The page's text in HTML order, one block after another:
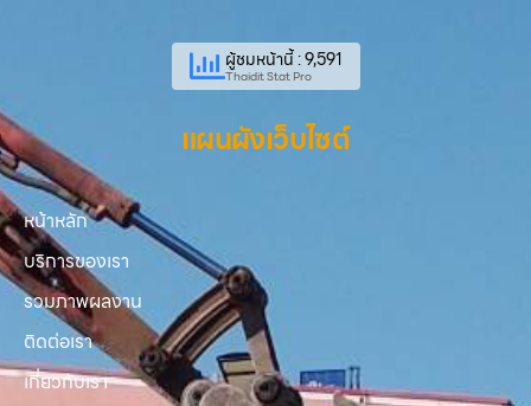
ผู้ชมหน้านี้ : 9,591
Thaidit Stat Pro
แผนผังเว็บไซต์
หน้าหลัก
บริการของเรา
รวมภาพผลงาน
ติดต่อเรา
เกี่ยวกับเรา